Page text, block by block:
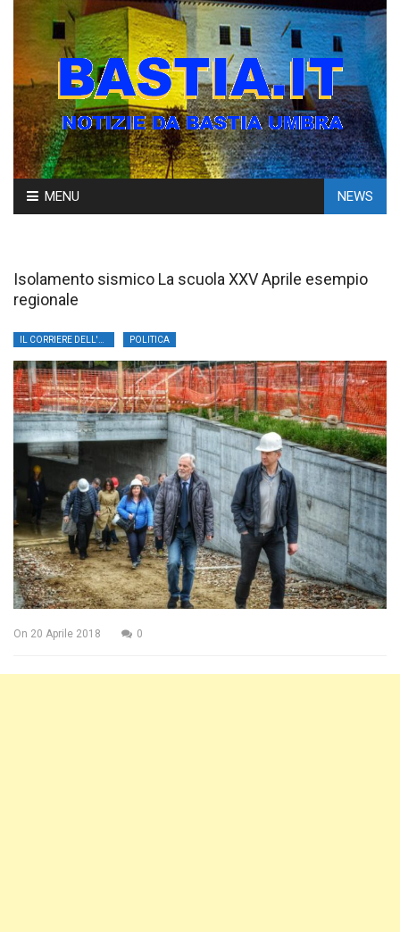
Skip
to
MENU NEWS
Isolamento sismico La scuola XXV Aprile esempio
regionale
POLITICA
On 20 Aprile 2018 0